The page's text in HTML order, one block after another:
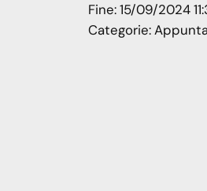
Fine:15/09/2024
Categorie: